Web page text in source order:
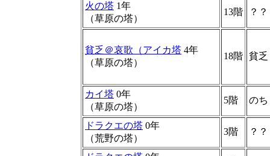
火の塔 1年
（草原の塔）
13階 ？
貧乏＠哀歌（アイカ塔 4年
（草原の塔）
18階 貧乏
カイ塔 0年
（草原の塔）
5階 のち
ドラクエの塔 0年
（荒野の塔）
3階 ？